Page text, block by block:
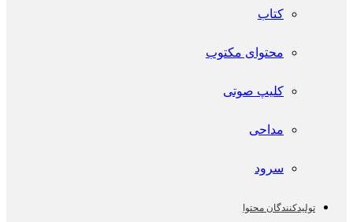
کتاب
محتوای مکتوب
کلیپ صوتی
مداحی
سرود
تولیدکنندگان محتوا